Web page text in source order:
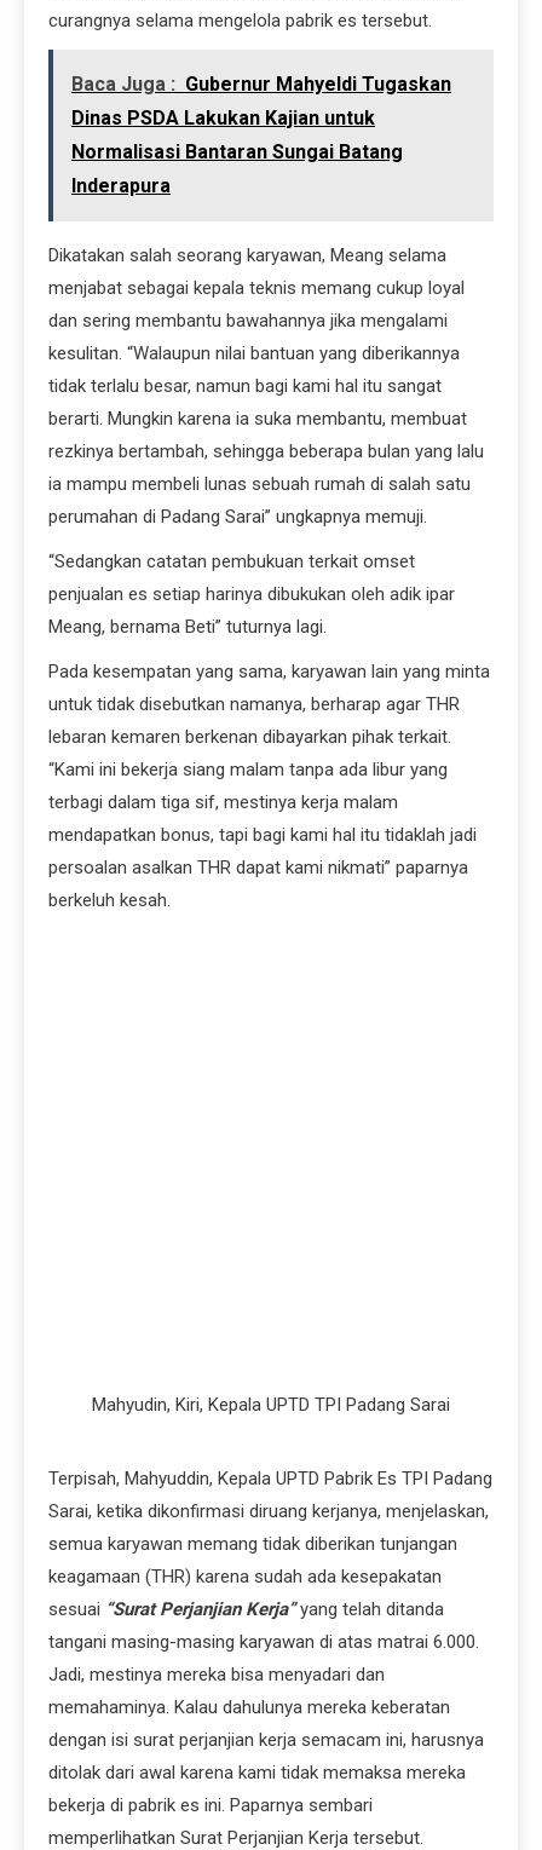
curangnya selama mengelola pabrik es tersebut.
Baca Juga : Gubernur Mahyeldi Tugaskan
Dinas PSDA Lakukan Kajian untuk
Normalisasi Bantaran Sungai Batang
Inderapura
Dikatakan salah seorang karyawan, Meang selama
menjabat sebagai kepala teknis memang cukup loyal
dan sering membantu bawahannya jika mengalami
kesulitan. “Walaupun nilai bantuan yang diberikannya
tidak terlalu besar, namun bagi kami hal itu sangat
berarti. Mungkin karena ia suka membantu, membuat
rezkinya bertambah, sehingga beberapa bulan yang lalu
ia mampu membeli lunas sebuah rumah di salah satu
perumahan di Padang Sarai” ungkapnya memuji.
“Sedangkan catatan pembukuan terkait omset
penjualan es setiap harinya dibukukan oleh adik ipar
Meang, bernama Beti” tuturnya lagi.
Pada kesempatan yang sama, karyawan lain yang minta
untuk tidak disebutkan namanya, berharap agar THR
lebaran kemaren berkenan dibayarkan pihak terkait.
“Kami ini bekerja siang malam tanpa ada libur yang
terbagi dalam tiga sif, mestinya kerja malam
mendapatkan bonus, tapi bagi kami hal itu tidaklah jadi
persoalan asalkan THR dapat kami nikmati” paparnya
berkeluh kesah.
Mahyudin, Kiri, Kepala UPTD TPI Padang Sarai
Terpisah, Mahyuddin, Kepala UPTD Pabrik Es TPI Padang
Sarai, ketika dikonfirmasi diruang kerjanya, menjelaskan,
semua karyawan memang tidak diberikan tunjangan
keagamaan (THR) karena sudah ada kesepakatan
sesuai “Surat Perjanjian Kerja”yang telah ditanda
tangani masing-masing karyawan di atas matrai 6.000.
Jadi, mestinya mereka bisa menyadari dan
memahaminya. Kalau dahulunya mereka keberatan
dengan isi surat perjanjian kerja semacam ini, harusnya
ditolak dari awal karena kami tidak memaksa mereka
bekerja di pabrik es ini. Paparnya sembari
memperlihatkan Surat Perjanjian Kerja tersebut.